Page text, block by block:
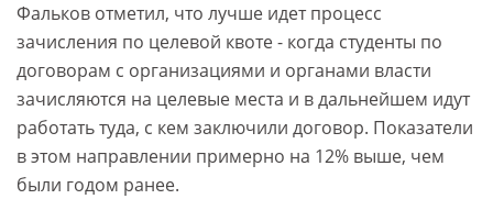
Фальков отметил, что лучше идет процесс
зачисления по целевой квоте - когда студенты по
договорам с организациями и органами власти
зачисляются на целевые места и в дальнейшем идут
работать туда, с кем заключили договор. Показатели
в этом направлении примерно на 12% выше, чем
были годом ранее.